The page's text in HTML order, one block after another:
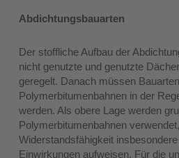
Abdichtungsbauarten
Der stoffliche Aufbau der
nicht genutzte und genutzte
geregelt. Danach müssen
Polymerbitumenbahnen in der
werden. Als obere Lage werden
Polymerbitumenbahnen
Widerstandsfähigkeit
Einwirkungen aufweisen. Für die